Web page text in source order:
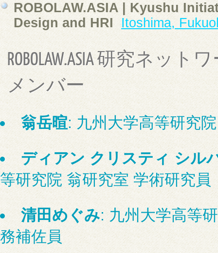
ROBOLAW.ASIA | Kyushu
Design and HRI
Itoshima,
ROBOLAW.ASIA 研究ネッ
メンバー
翁岳暄: 九州大学高等研究
ディアン クリスティ シル
等研究院 翁研究室 学術研究員
清田めぐみ: 九州大学高等
務補佐員